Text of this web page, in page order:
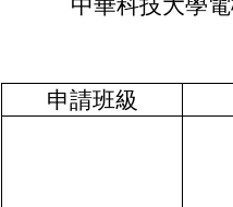
中華科技大學
申請班級